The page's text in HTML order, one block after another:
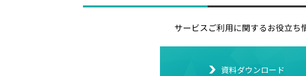
サービスご利用に関するお役立ち
資料ダウンロード